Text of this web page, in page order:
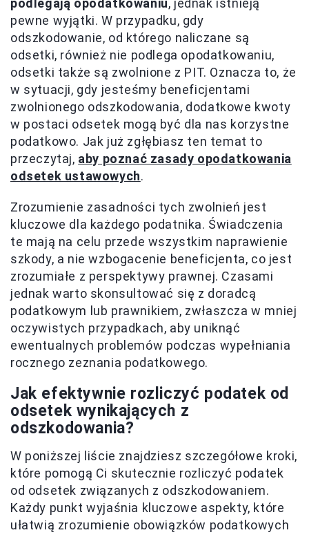
pewne wyjątki. W przypadku, gdy
odszkodowanie, od którego naliczane są
odsetki, również nie podlega opodatkowaniu,
odsetki także są zwolnione z PIT. Oznacza to, że
w sytuacji, gdy jesteśmy beneficjentami
zwolnionego odszkodowania, dodatkowe kwoty
w postaci odsetek mogą być dla nas korzystne
podatkowo. Jak już zgłębiasz ten temat to
przeczytaj, aby poznać zasady opodatkowania
odsetek ustawowych.
Zrozumienie zasadności tych zwolnień jest
kluczowe dla każdego podatnika. Świadczenia
te mają na celu przede wszystkim naprawienie
szkody, a nie wzbogacenie beneficjenta, co jest
zrozumiałe z perspektywy prawnej. Czasami
jednak warto skonsultować się z doradcą
podatkowym lub prawnikiem, zwłaszcza w mniej
oczywistych przypadkach, aby uniknąć
ewentualnych problemów podczas wypełniania
rocznego zeznania podatkowego.
Jak efektywnie rozliczyć podatek od
odsetek wynikających z
odszkodowania?
W poniższej liście znajdziesz szczegółowe kroki,
które pomogą Ci skutecznie rozliczyć podatek
od odsetek związanych z odszkodowaniem.
Każdy punkt wyjaśnia kluczowe aspekty, które
ułatwią zrozumienie obowiązków podatkowych